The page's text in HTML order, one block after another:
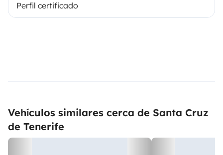
Perfil certificado
Vehículos similares cerca de Santa Cruz
de Tenerife